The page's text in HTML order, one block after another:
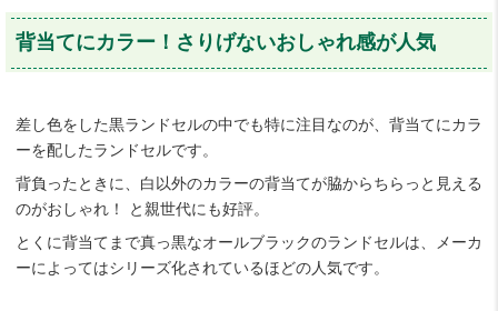
背当てにカラー！さりげないおしゃれ感が人気
差し色をした黒ランドセルの中でも特に注目なのが、背当てにカラ
ーを配したランドセルです。
背負ったときに、白以外のカラーの背当てが脇からちらっと見える
のがおしゃれ！ と親世代にも好評。
とくに背当てまで真っ黒なオールブラックのランドセルは、メーカ
ーによってはシリーズ化されているほどの人気です。